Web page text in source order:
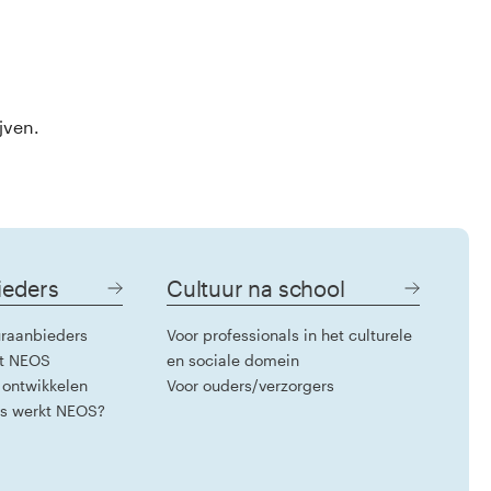
NEOS
werkt NEOS?
Cultuur na school
Voor professionals in het culturele
en sociale domein
Voor ouders/verzorgers